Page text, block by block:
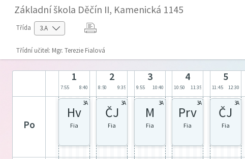
Základní škola Děčín II, Kamenická 1145
Třída
Třídní učitel: Mgr. Terezie Fialová
1
7:55 8:40
2
8:50 9:35
3
9:55 10:40
4
10:50 11:35
5
11:45 12:30
po
3A
Hv
Fia
3A
ČJ
Fia
3A
M
Fia
3A
Prv
Fia
3A
ČJ
Fia